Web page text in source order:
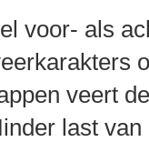
voor- als
veert
last